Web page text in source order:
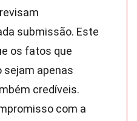
revisam
submissão. Este
os fatos que
sejam apenas
credíveis.
com a